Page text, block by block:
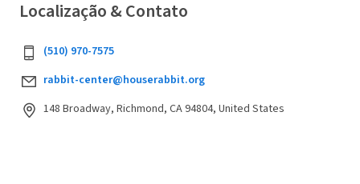
Localização & Contato
(510) 970-7575
rabbit-center@houserabbit.org
148 Broadway, Richmond, CA 94804, United States